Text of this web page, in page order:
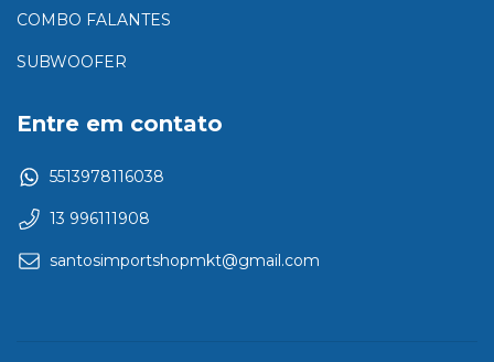
COMBO FALANTES
SUBWOOFER
Entre em contato
5513978116038
13 996111908
santosimportshopmkt@gmail.com